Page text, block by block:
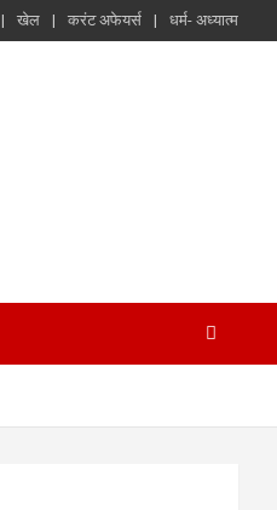
खेल करंट अफेयर्स धर्म- अध्यात्म